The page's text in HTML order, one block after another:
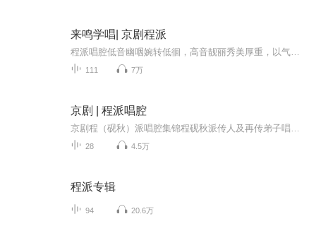
来鸣学唱| 京剧程派
111 7万
京剧 | 程派唱腔
28 4.5万
程派专辑
94 20.6万